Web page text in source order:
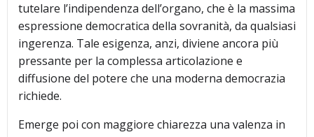
tutelare l’indipendenza dell’organo, che è la massima
espressione democratica della sovranità, da qualsiasi
ingerenza. Tale esigenza, anzi, diviene ancora più
pressante per la complessa articolazione e
diffusione del potere che una moderna democrazia
richiede.
Emerge poi con maggiore chiarezza una valenza in